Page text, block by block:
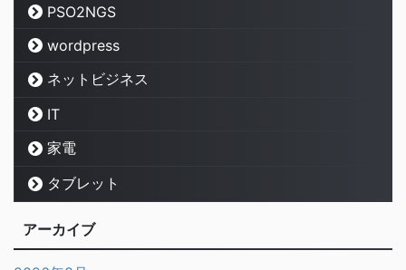
PSO2NGS
wordpress
ネットビジネス
IT
家電
タブレット
アーカイブ